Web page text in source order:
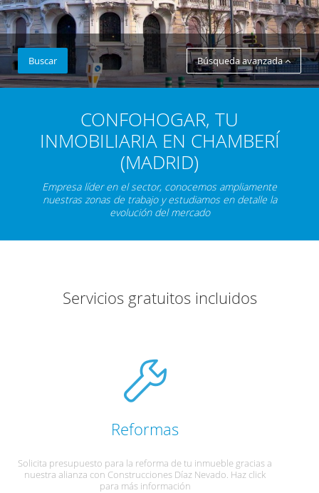
Buscar Búsqueda avanzada
CONFOHOGAR, TU
INMOBILIARIA EN CHAMBERÍ
(MADRID)
Empresa líder en el sector, conocemos ampliamente
nuestras zonas de trabajo y estudiamos en detalle la
evolución del mercado
Servicios gratuitos incluidos
Reformas
Solicita presupuesto para la reforma de tu inmueble gracias a
nuestra alianza con Construcciones Díaz Nevado. Haz click
para más información